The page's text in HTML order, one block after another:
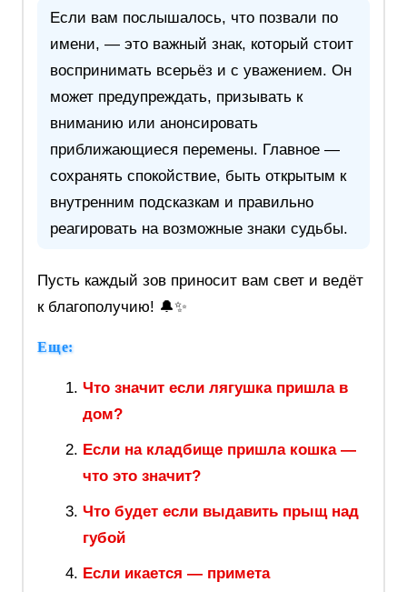
Если вам послышалось, что позвали по
имени, — это важный знак, который стоит
воспринимать всерьёз и с уважением. Он
может предупреждать, призывать к
вниманию или анонсировать
приближающиеся перемены. Главное —
сохранять спокойствие, быть открытым к
внутренним подсказкам и правильно
реагировать на возможные знаки судьбы.
Пусть каждый зов приносит вам свет и ведёт
к благополучию! 🔔✨
Еще:
Что значит если лягушка пришла в
дом?
Если на кладбище пришла кошка —
что это значит?
Что будет если выдавить прыщ над
губой
Если икается — примета